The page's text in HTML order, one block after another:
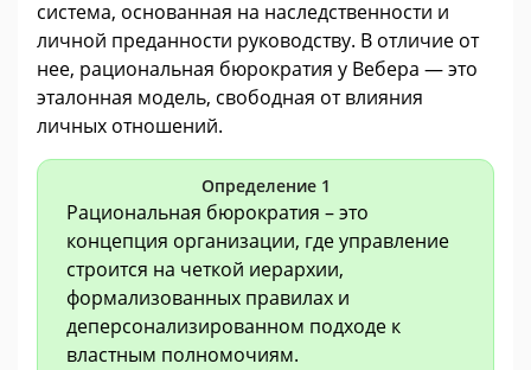
система, основанная на наследственности и
личной преданности руководству. В отличие от
нее, рациональная бюрократия у Вебера — это
эталонная модель, свободная от влияния
личных отношений.
Определение 1
Рациональная бюрократия – это
концепция организации, где управление
строится на четкой иерархии,
формализованных правилах и
деперсонализированном подходе к
властным полномочиям.